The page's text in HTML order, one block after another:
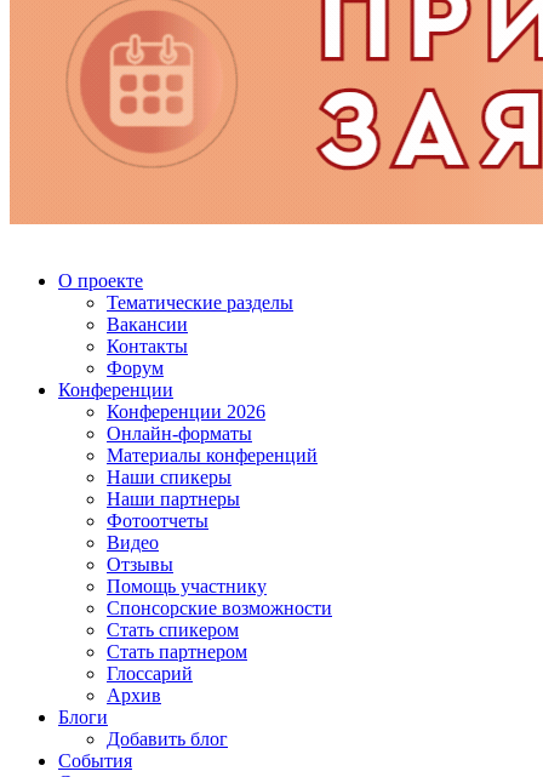
О проекте
Тематические разделы
Вакансии
Контакты
Форум
Конференции
Конференции 2026
Онлайн-форматы
Материалы конференций
Наши спикеры
Наши партнеры
Фотоотчеты
Видео
Отзывы
Помощь участнику
Спонсорские возможности
Стать спикером
Стать партнером
Глоссарий
Архив
Блоги
Добавить блог
События